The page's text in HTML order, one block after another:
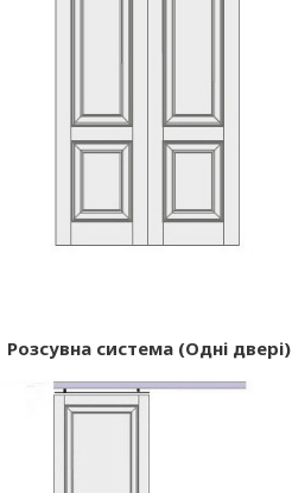
Розсувна система (Одні двері)